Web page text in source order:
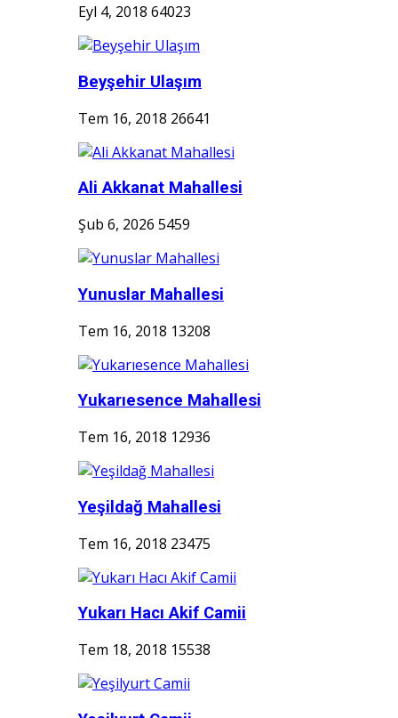
Eyl 4, 2018 64023
Beyşehir Ulaşım
Tem 16, 2018 26641
Ali Akkanat Mahallesi
Şub 6, 2026 5459
Yunuslar Mahallesi
Tem 16, 2018 13208
Yukarıesence Mahallesi
Tem 16, 2018 12936
Yeşildağ Mahallesi
Tem 16, 2018 23475
Yukarı Hacı Akif Camii
Tem 18, 2018 15538